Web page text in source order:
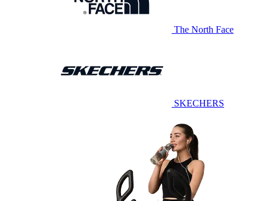
The North Face
SKECHERS